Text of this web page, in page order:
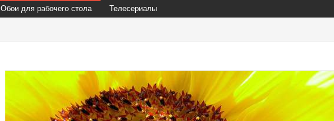
Обои для рабочего стола Телесериалы